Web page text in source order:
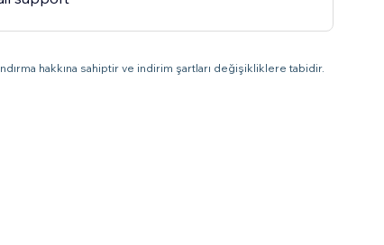
hakkına sahiptir ve indirim şartları değişikliklere tabidir.